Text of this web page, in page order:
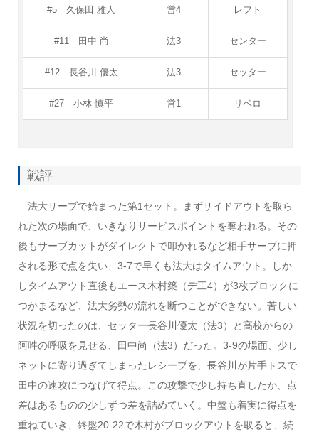
#5 久保田 雅人 営4 レフト
#11 田中 尚 法3 センター
#12 長谷川 優太 法3 セッター
#27 小林 慎平 営1 リベロ
戦評
法大サーブで始まった第1セット。まずサイドアウトを取ら
れた次の場面で、いきなりサービスポイントを奪われる。その
後もサーブカットがダイレクトで叩かれるなど相手サーブに押
される形で点を失い、3-7で早くも法大はタイムアウト。しか
しタイムアウト直後もエース木村築（デ工4）が3枚ブロックに
つかまるなど、法大劣勢の流れを断つことができない。苦しい
状況を切ったのは、セッター長谷川優太（法3）と高校からの
阿吽の呼吸を見せる、田中尚（法3）だった。3-9の場面、少し
ネットに寄り過ぎてしまったレシーブを、長谷川が片手トスで
田中の速攻につなげて得点。この攻撃で少し持ち直したか、点
差はあるものの少しずつ差を詰めていく。中盤も着実に得点を
重ねていき、終盤20-22で木村がブロックアウトを取ると、続